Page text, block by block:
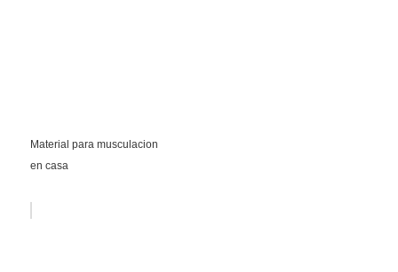
Material para musculacion
en casa